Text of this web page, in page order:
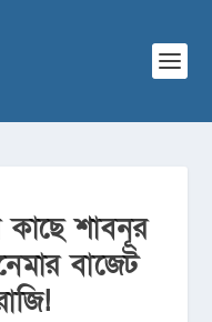
কাছে শাবনূর
বাজেট